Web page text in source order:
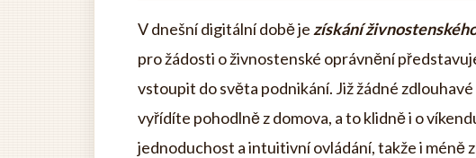
V dnešní digitální době je získání
pro žádosti o živnostenské oprávnění
vstoupit do světa podnikání. Již žádné
vyřídíte pohodlně z domova, a to klidně i o
jednoduchost a intuitivní ovládání, takže i méně